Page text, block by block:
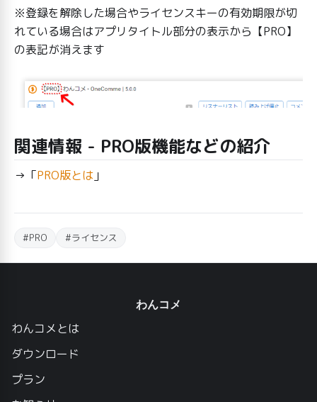
※登録を解除した場合やライセンスキーの有効期限が切
れている場合はアプリタイトル部分の表示から【PRO】
の表記が消えます
関連情報 - PRO版機能などの紹介
→「PRO版とは 」
#PRO #ライセンス
わんコメ
わんコメとは
ダウンロード
プラン